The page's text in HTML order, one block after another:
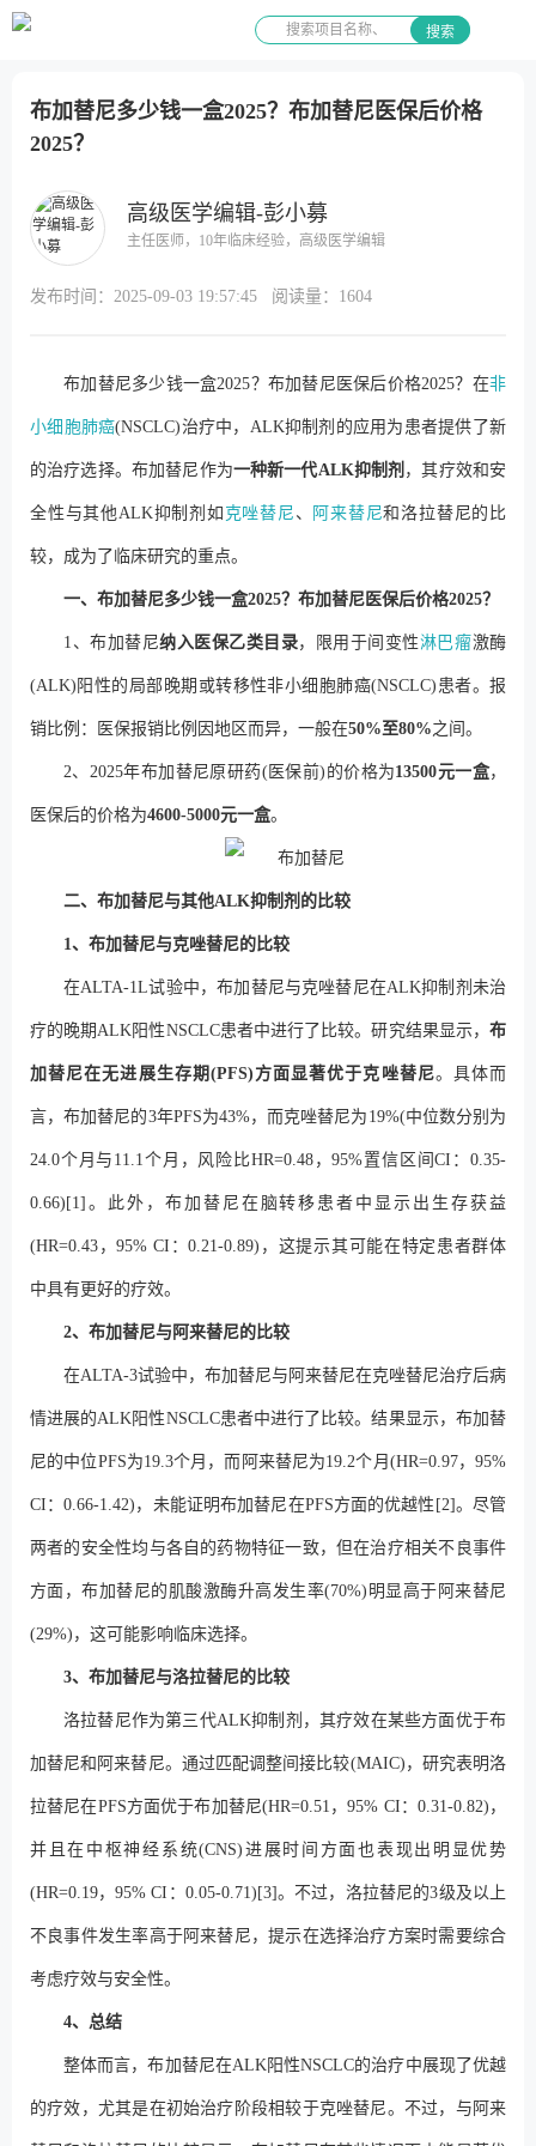
搜索
布加替尼多少钱一盒2025？布加替尼医保后价格
2025？
高级医学编辑-彭小募
主任医师，10年临床经验，高级医学编辑
发布时间： 2025-09-03 19:57:45 阅读量： 1604
布加替尼多少钱一盒2025？布加替尼医保后价格2025？在非
小细胞肺癌(NSCLC)治疗中，ALK抑制剂的应用为患者提供了新
的治疗选择。布加替尼作为一种新一代ALK抑制剂 ，其疗效和安
全性与其他ALK抑制剂如 克唑替尼 、 阿来替尼和洛拉替尼的比
较，成为了临床研究的重点。
一、布加替尼多少钱一盒2025？布加替尼医保后价格2025？
1、布加替尼纳入医保乙类目录，限用于间变性淋巴瘤激酶
(ALK)阳性的局部晚期或转移性非小细胞肺癌(NSCLC)患者。报
销比例：医保报销比例因地区而异，一般在50%至80%之间。
2、2025年布加替尼原研药(医保前)的价格为13500元一盒，
医保后的价格为4600-5000元一盒。
二、布加替尼与其他ALK抑制剂的比较
1、布加替尼与克唑替尼的比较
在ALTA-1L试验中，布加替尼与克唑替尼在ALK抑制剂未治
疗的晚期ALK阳性NSCLC患者中进行了比较。研究结果显示， 布
加替尼在无进展生存期(PFS)方面显著优于克唑替尼。具体而
言，布加替尼的3年PFS为43%，而克唑替尼为19%(中位数分别为
24.0个月与11.1个月，风险比HR=0.48，95%置信区间CI：0.35-
0.66)[1]。此外，布加替尼在脑转移患者中显示出生存获益
(HR=0.43，95% CI：0.21-0.89)，这提示其可能在特定患者群体
中具有更好的疗效。
2、布加替尼与阿来替尼的比较
在ALTA-3试验中，布加替尼与阿来替尼在克唑替尼治疗后病
情进展的ALK阳性NSCLC患者中进行了比较。结果显示，布加替
尼的中位PFS为19.3个月，而阿来替尼为19.2个月(HR=0.97，95%
CI：0.66-1.42)，未能证明布加替尼在PFS方面的优越性[2]。尽管
两者的安全性均与各自的药物特征一致，但在治疗相关不良事件
方面，布加替尼的肌酸激酶升高发生率(70%)明显高于阿来替尼
(29%)，这可能影响临床选择。
3、布加替尼与洛拉替尼的比较
洛拉替尼作为第三代ALK抑制剂，其疗效在某些方面优于布
加替尼和阿来替尼。通过匹配调整间接比较(MAIC)，研究表明洛
拉替尼在PFS方面优于布加替尼(HR=0.51，95% CI：0.31-0.82)，
并且在中枢神经系统(CNS)进展时间方面也表现出明显优势
(HR=0.19，95% CI：0.05-0.71)[3]。不过，洛拉替尼的3级及以上
不良事件发生率高于阿来替尼，提示在选择治疗方案时需要综合
考虑疗效与安全性。
4、总结
整体而言，布加替尼在ALK阳性NSCLC的治疗中展现了优越
的疗效，尤其是在初始治疗阶段相较于克唑替尼。不过，与阿来